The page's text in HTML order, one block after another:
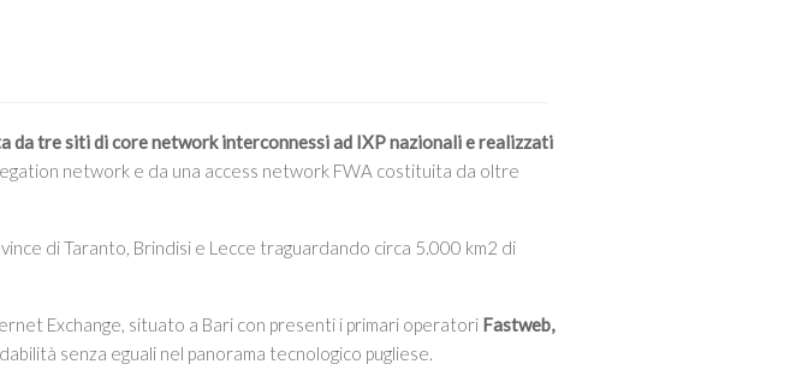
tre siti di core network interconnessi ad IXP nazionali e realizzati
network e da una access network FWA costituita da oltre
di Taranto, Brindisi e Lecce traguardando circa 5.000 km2 di
Exchange, situato a Bari con presenti i primari operatori Fastweb,
senza eguali nel panorama tecnologico pugliese.